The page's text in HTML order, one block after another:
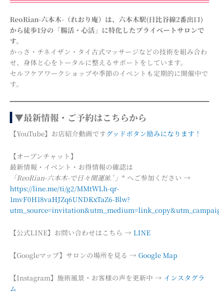
ReoRian-六本木-（れおり庵）は、六本木駅(日比谷線2番出口)
から徒歩1分の「腸活・心活」に特化したプライベートサロンで
す。
かっさ・チネイザン・タイ古式マッサージなどの技術を組み合わ
せ、身体と心をトータルに整えるサポートをしています。
セルフケアワークショップや季節のイベントも定期的に開催中で
す。
▼最新情報・ご予約はこちらから
【YouTube】お店紹介動画ですグッドボタン励みになります！
【オープンチャット】
最新情報・イベント・お得情報の確認は
「ReoRian-六本木-で日々開運ꕤ.ﾟ」 * へご参加ください →
https://line.me/ti/g2/MMtWLh-qr-
1mvF0H18vaHJZq6UNDKxTaZ6-Blw?
【公式LINE】お問い合わせはこちら → LINE
【Googleマップ】サロンの場所を見る → Google Map
【Instagram】施術風景・お客様の声を更新中 → インスタグラ
ム